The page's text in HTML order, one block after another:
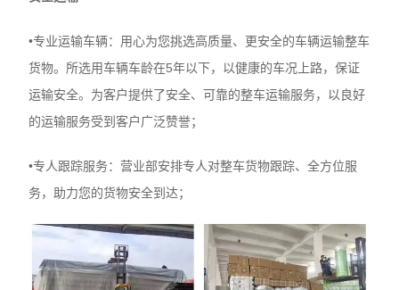
•专业运输车辆：用心为您挑选高质量、更安全的车辆运输整车
货物。所选用车辆车龄在5年以下，以健康的车况上路，保证
运输安全。为客户提供了安全、可靠的整车运输服务，以良好
的运输服务受到客户广泛赞誉；
•专人跟踪服务：营业部安排专人对整车货物跟踪、全方位服
务，助力您的货物安全到达；